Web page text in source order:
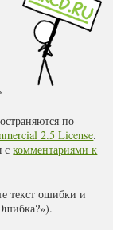
по
2.5 License.
скомментариями к
текст ошибки и